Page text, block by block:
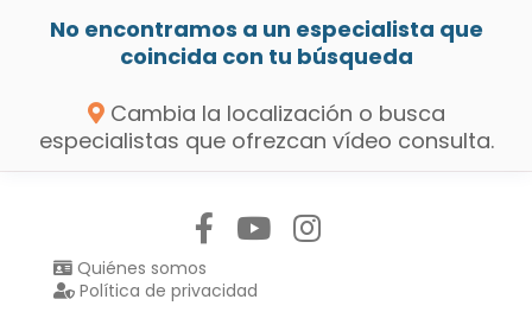
No encontramos a un especialista que
coincida con tu búsqueda
Cambia la localización o busca
especialistas que ofrezcan vídeo consulta.
Quiénes somos
Política de privacidad